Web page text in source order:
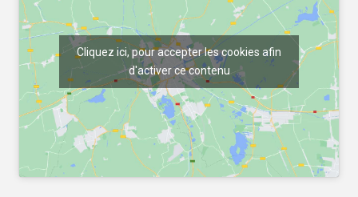
Cliquez ici, pour accepter les cookies afin
d'activer ce contenu